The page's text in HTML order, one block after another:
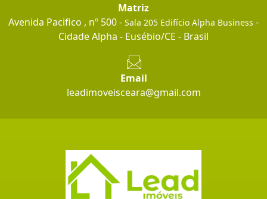
Matriz
Avenida Pacifico , nº 500 - Sala 205 Edifício Alpha Business -
Cidade Alpha - Eusébio/CE - Brasil
Email
leadimoveisceara@gmail.com